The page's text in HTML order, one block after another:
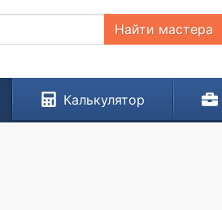
Найти мастера
Калькулятор